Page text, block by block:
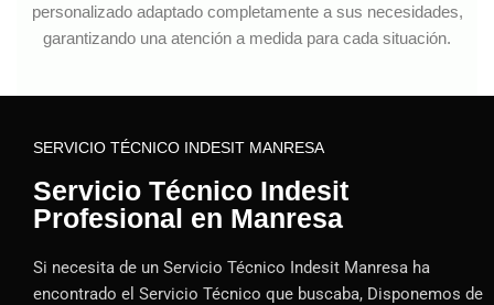
personalizado adaptado completamente a sus necesidades,
garantizando una atención a medida para cada situación.
SERVICIO TÉCNICO INDESIT MANRESA
Servicio Técnico Indesit
Profesional en Manresa
Si necesita de un Servicio Técnico Indesit Manresa ha
encontrado el Servicio Técnico que buscaba, Disponemos de